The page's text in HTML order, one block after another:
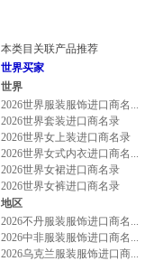
本类目关联产品推荐
世界买家
世界
2026世界服装服饰进口商名...
2026世界套装进口商名录
2026世界女上装进口商名录
2026世界女式内衣进口商名...
2026世界女裙进口商名录
2026世界女裤进口商名录
地区
2026不丹服装服饰进口商名...
2026中非服装服饰进口商名...
2026乌克兰服装服饰进口商...